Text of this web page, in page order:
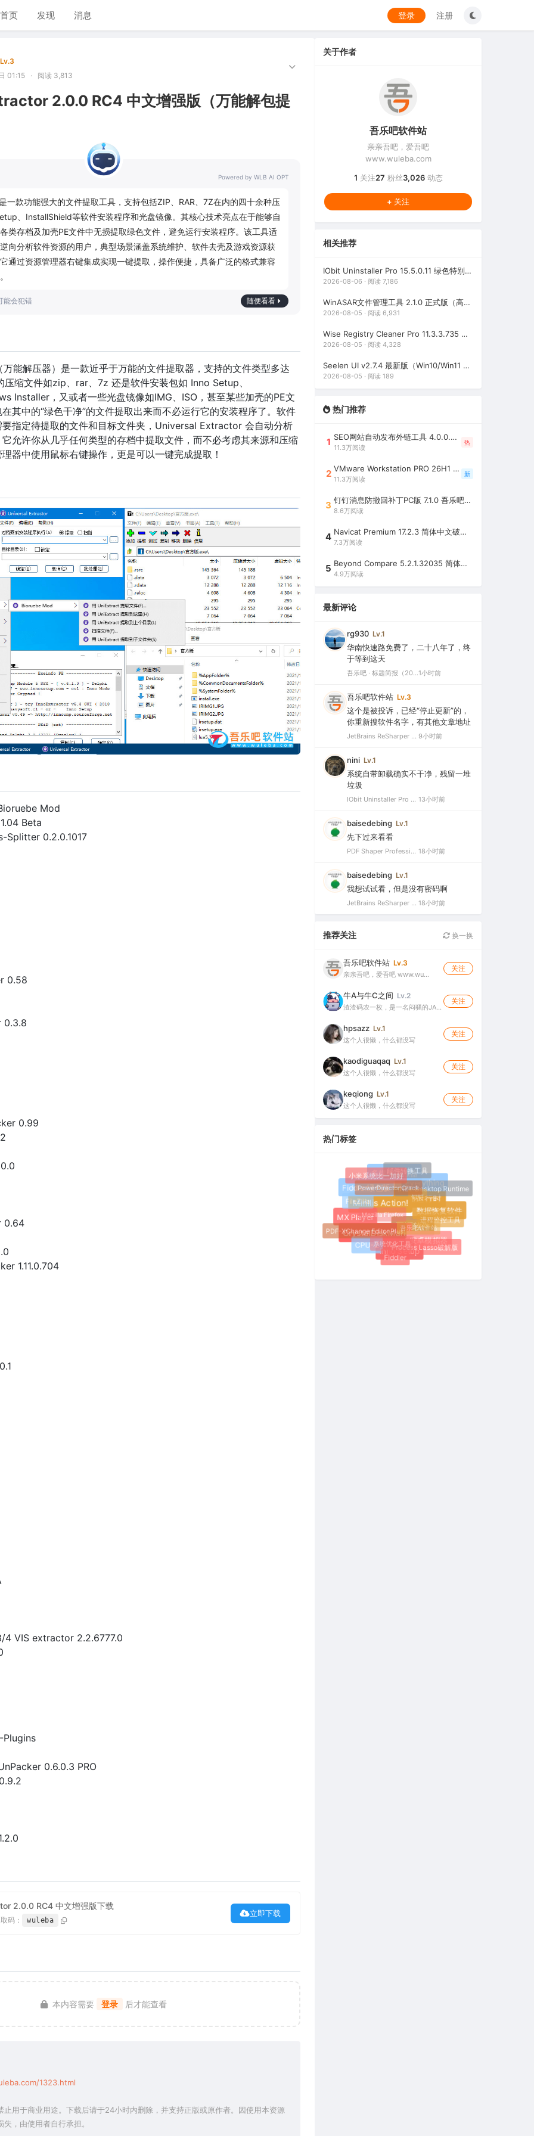
首页 发现 消息 登录 注册
Lv.3
01:15
· 阅读 3,813
2.0.0 RC4 中文增强版（万能解包提
Powered by WLB AI OPT
一款功能强大的文件提取工具，支持包括ZIP、RAR、7Z在内的四十余种压
、InstallShield等软件安装程序和光盘镜像。其核心技术亮点在于能够自
类存档及加壳PE文件中无损提取绿色文件，避免运行安装程序。该工具适
向分析软件资源的用户，典型场景涵盖系统维护、软件去壳及游戏资源获
通过资源管理器右键集成实现一键提取，操作便捷，具备广泛的格式兼容
能会犯错 随便看看
能解压器）是一款近乎于万能的文件提取器，支持的文件类型多达
缩文件如zip、rar、7z 还是软件安装包如 Inno Setup、
Installer，又或者一些光盘镜像如IMG、ISO，甚至某些加壳的PE文
其中的“绿色干净”的文件提取出来而不必运行它的安装程序了。软件
指定待提取的文件和目标文件夹，Universal Extractor 会自动分析
允许你从几乎任何类型的存档中提取文件，而不必考虑其来源和压缩
器中使用鼠标右键操作，更是可以一键完成提取！
Mod
Beta
Splitter 0.2.0.1017
0.58
0.3.8
0.99
0.64
1.11.0.704
VIS extractor 2.2.6777.0
0.6.0.3 PRO
2.0.0 RC4 中文增强版下载
码： wuleba
立即下载
本内容需要 登录 后才能查看
1323.html
止用于商业用途。下载后请于24小时内删除，并支持正版或原作者。因使用本资源
，由使用者自行承担。
关于作者
吾乐吧软件站
亲亲吾吧，爱吾吧
www.wuleba.com
1 关注27 粉丝3,026动态
+ 关注
相关推荐
IObit Uninstaller Pro 15.5.0.11 绿色特别版（强大的软件卸载工具）
2026-08-06 · 阅读 7,186
WinASAR文件管理工具 2.1.0 正式版（高仿WinRAR，最好用的Electron ASAR文件打包/解包工具、压缩/解压工具）
2026-08-05 · 阅读 6,931
Wise Registry Cleaner Pro 11.3.3.735 绿色便携版（注册表清理工具）
2026-08-05 · 阅读 4,328
Seelen UI v2.7.4 最新版（Win10/Win11 个性化桌面美化工具）
2026-08-05 · 阅读 189
热门推荐
1 SEO网站自动发布外链工具 4.0.0.0 吾乐吧优化版（智能代理狂刷外链）
11.3万阅读
热
2 VMware Workstation PRO 26H1 中文精简安装注册版 / 完整版（最好用的虚拟机软件）
11.3万阅读
新
3 钉钉消息防撤回补丁PC版 7.1.0 吾乐吧优化版（支持消息防撤回+钉钉多开+支持消息永不已读+去除钉钉水印）
8.6万阅读
4 Navicat Premium 17.2.3 简体中文破解版（多重数据库管理工具）
7.3万阅读
5 Beyond Compare 5.2.1.32035 简体中文注册版（超强文件/夹比较工具）
4.9万阅读
最新评论
rg930 Lv.1
华南快速路免费了，二十八年了，终
于等到这天
吾乐吧 · 标题简报（2026-08-06）1小时前
吾乐吧软件站 Lv.3
这个是被投诉，已经“停止更新”的，
你重新搜软件名字，有其他文章地址
JetBrains ReSharper 2021.2.1 Ultimate 官方最新破解版+注册机（VS最好用的插件，停止更新） 9小时前
nini Lv.1
系统自带卸载确实不干净，残留一堆
垃圾
IObit Uninstaller Pro 15.5.0.11 绿色特别版（强大的软件卸载工具） 13小时前
baisedebing Lv.1
先下过来看看
PDF Shaper Professional 15.6 中文破解版（强大实用的全能PDF工具箱） 18小时前
baisedebing Lv.1
我想试试看，但是没有密码啊
JetBrains ReSharper 2021.2.1 Ultimate 官方最新破解版+注册机（VS最好用的插件，停止更新） 18小时前
推荐关注 换一换
吾乐吧软件站 Lv.3
亲亲吾吧，爱吾吧 www.wu…
关注
牛A与牛C之间 Lv.2
渣渣码农一枚，是一名闷骚的JA…
关注
hpsazz Lv.1
这个人很懒，什么都没写
关注
kaodiguaqaq Lv.1
这个人很懒，什么都没写
关注
keqiong Lv.1
这个人很懒，什么都没写
关注
热门标签
开源软件
.NET桌面运行时
Mirillis Action!
CrystalDiskMark
Inno Setup
安卓模拟器
数据恢复软件
Everything
多媒体播放器
Fiddler绿色版
MX Player
CPU-Z
Fiddler
Process Lasso破解版
进程监控工具
.NET Desktop Runtime
邮件转换工具
小米系统比一加好
FileZilla
PDF-XChange Editor Plus
系统优化工具
吾乐吧软件站
钉钉
PowerDirector Crack
Mozilla Firefox